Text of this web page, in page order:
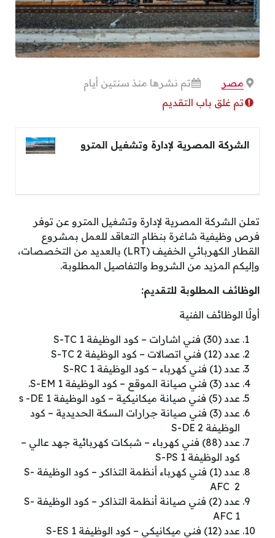
مصر
تم نشرها منذ سنتين أيام
تم غلق باب التقديم
الشركة المصرية لإدارة وتشغيل المترو
تعلن الشركة المصرية لإدارة وتشغيل المترو عن توفر
فرص وظيفية شاغرة بنظام التعاقد للعمل بمشروع
القطار الكهربائي الخفيف (LRT) بالعديد من التخصصات،
وإليكم المزيد من الشروط والتفاصيل المطلوبة.
الوظائف المطلوبة للتقديم:
أولًا الوظائف الفنية
عدد (30) فني اشارات – كود الوظيفة S-TC 1
عدد (12) فني اتصالات – كود الوظيفة S-TC 2
عدد (1) فني كهرباء – كود الوظيفة S-RC 1
عدد (3) فني صيانة الموقع – كود الوظيفة S-EM 1.
عدد (5) فني صيانة ميكانيكية – كود الوظيفة s -DE 1
عدد (3) فني صيانة جرارات السكة الحديدية – كود
الوظيفة S-DE 2
عدد (88) فني كهرباء – شبكات كهربائية جهد عالي –
كود الوظيفة S-PS 1
عدد (1) فني كهرباء أنظمة التذاكر – كود الوظيفة S-
AFC 2
عدد (2) فني صيانة أنظمة التذاكر – كود الوظيفة S-
AFC 1
عدد (12) فني ميكانيكي – كود الوظيفة S-ES 1